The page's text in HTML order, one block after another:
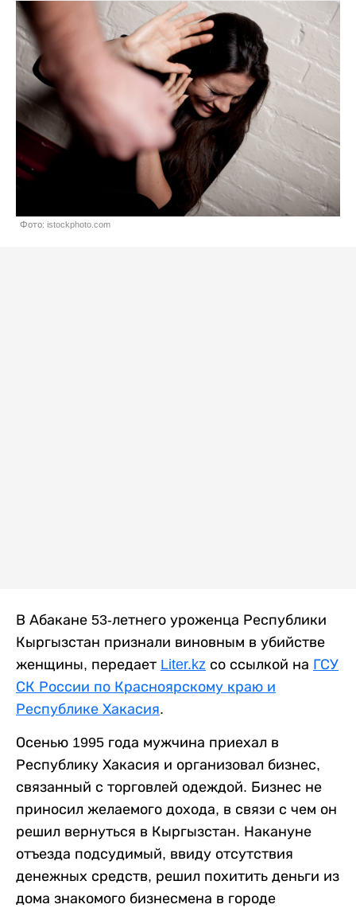
Фото: istockphoto.com
В Абакане 53-летнего уроженца Республики
Кыргызстан признали виновным в убийстве
женщины, передает Liter.kz со ссылкой на ГСУ
СК России по Красноярскому краю и
Республике Хакасия.
Осенью 1995 года мужчина приехал в
Республику Хакасия и организовал бизнес,
связанный с торговлей одеждой. Бизнес не
приносил желаемого дохода, в связи с чем он
решил вернуться в Кыргызстан. Накануне
отъезда подсудимый, ввиду отсутствия
денежных средств, решил похитить деньги из
дома знакомого бизнесмена в городе